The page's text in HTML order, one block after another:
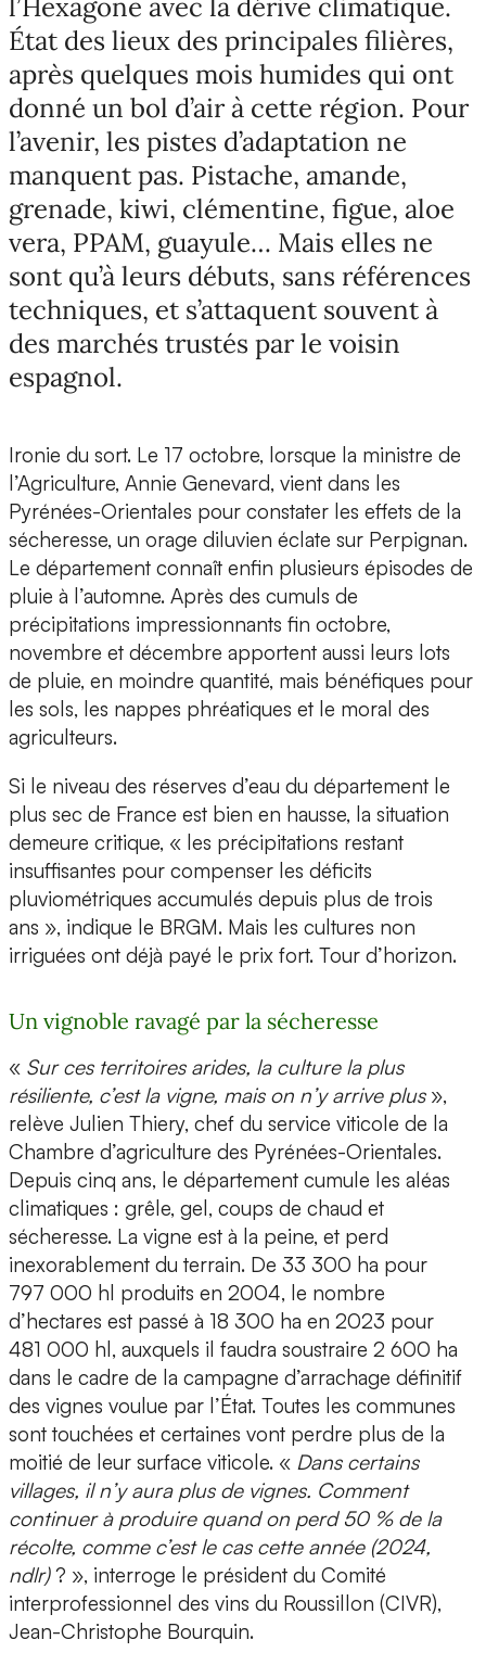
État des lieux des principales filières,
après quelques mois humides qui ont
donné un bol d’air à cette région. Pour
l’avenir, les pistes d’adaptation ne
manquent pas. Pistache, amande,
grenade, kiwi, clémentine, figue, aloe
vera, PPAM, guayule… Mais elles ne
sont qu’à leurs débuts, sans références
techniques, et s’attaquent souvent à
des marchés trustés par le voisin
espagnol.
Ironie du sort. Le 17 octobre, lorsque la ministre de
l’Agriculture, Annie Genevard, vient dans les
Pyrénées-Orientales pour constater les effets de la
sécheresse, un orage diluvien éclate sur Perpignan.
Le département connaît enfin plusieurs épisodes de
pluie à l’automne. Après des cumuls de
précipitations impressionnants fin octobre,
novembre et décembre apportent aussi leurs lots
de pluie, en moindre quantité, mais bénéfiques pour
les sols, les nappes phréatiques et le moral des
agriculteurs.
Si le niveau des réserves d’eau du département le
plus sec de France est bien en hausse, la situation
demeure critique, « les précipitations restant
insuffisantes pour compenser les déficits
pluviométriques accumulés depuis plus de trois
ans », indique le BRGM. Mais les cultures non
irriguées ont déjà payé le prix fort. Tour d’horizon.
Un vignoble ravagé par la sécheresse
« Sur ces territoires arides, la culture la plus
résiliente, c’est la vigne, mais on n’y arrive plus»,
relève Julien Thiery, chef du service viticole de la
Chambre d’agriculture des Pyrénées-Orientales.
Depuis cinq ans, le département cumule les aléas
climatiques : grêle, gel, coups de chaud et
sécheresse. La vigne est à la peine, et perd
inexorablement du terrain. De 33 300 ha pour
797 000 hl produits en 2004, le nombre
d’hectares est passé à 18 300 ha en 2023 pour
481 000 hl, auxquels il faudra soustraire 2 600 ha
dans le cadre de la campagne d’arrachage définitif
des vignes voulue par l’État. Toutes les communes
sont touchées et certaines vont perdre plus de la
moitié de leur surface viticole. « Dans certains
villages, il n’y aura plus de vignes. Comment
continuer à produire quand on perd 50 % de la
récolte, comme c’est le cas cette année (2024,
ndlr)? », interroge le président du Comité
interprofessionnel des vins du Roussillon (CIVR),
Jean-Christophe Bourquin.